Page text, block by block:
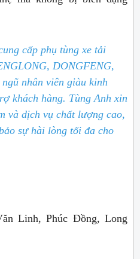
cấp phụ tùng xe tải
DONGFENG,
nhân viên giàu kinh
khách hàng. Tùng Anh xin
và dịch vụ chất lượng cao,
sự hài lòng tối đa cho
Linh, Phúc Đồng, Long